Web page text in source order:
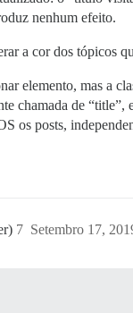
nenhum efeito.
a cor dos tópicos
elemento, mas a
chamada de “title”,
os posts,
Setembro 17,
7